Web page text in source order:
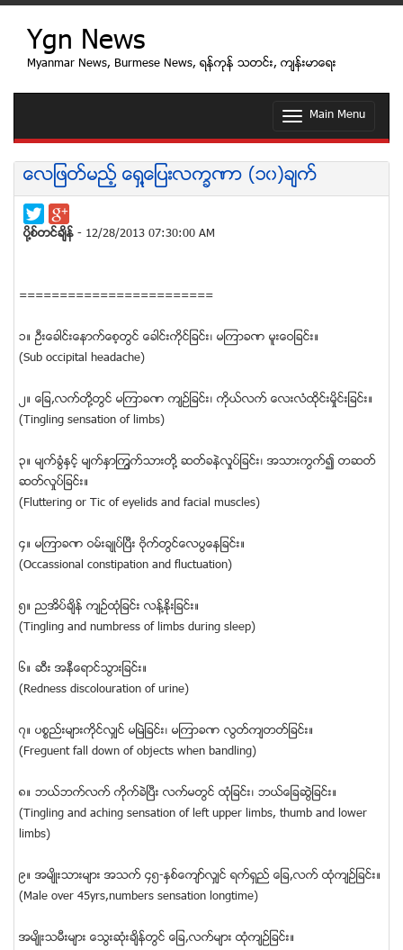
Ygn News
Myanmar News, Burmese News, ရန္ကုန္ သတင္း, က်န္းမာေရး
T
g
e
Main Menu
ေလျဖတ္မည့္ ေရွ႔ေျပးလကၡဏာ (၁၀)ခ်က္
ပုိ႔စ္တင္ခ်ိန္ - 12/28/2013 07:30:00 AM
========================
၁။ ဦးေခါင္းေနာက္ေစ့တြင္ ေခါင္းကိုင္ျခင္း၊ မၾကာခဏ မူးေဝျခင္း။
(Sub occipital headache)
၂။ ေျခ,လက္တို႔တြင္ မၾကာခဏ က်ဥ္ျခင္း၊ ကိုယ္လက္ ေလးလံထိုင္းမႈိင္းျခင္း။
(Tingling sensation of limbs)
၃။ မ်က္ခြံႏွင့္ မ်က္ႏွာၾကြက္သားတို႔ ဆတ္ခနဲလႈပ္ျခင္း၊ အသားကြက္၍ တဆတ္
ဆတ္လႈပ္ျခင္း။
(Fluttering or Tic of eyelids and facial muscles)
၄။ မၾကာခဏ ဝမ္းခ်ဳပ္ျပီး ဗိုက္တြင္ေလပြေနျခင္း။
(Occassional constipation and fluctuation)
၅။ ညအိပ္ခ်ိန္ က်ဥ္ထံုျခင္း လန္႔ႏိုးျခင္း။
(Tingling and numbress of limbs during sleep)
၆။ ဆီး အနီေရာင္သြားျခင္း။
(Redness discolouration of urine)
၇။ ပစၥည္းမ်ားကိုင္လွ်င္ မျမဲျခင္း၊ မၾကာခဏ လြတ္က်တတ္ျခင္း။
(Freguent fall down of objects when bandling)
၈။ ဘယ္ဘက္လက္ ကိုက္ခဲျပီး လက္မတြင္ ထံုျခင္း၊ ဘယ္ေျခဆြဲျခင္း။
(Tingling and aching sensation of left upper limbs, thumb and lower
limbs)
၉။ အမ်ိဳးသားမ်ား အသက္ ၄၅-ႏွစ္ေက်ာ္လွ်င္ ရက္ရွည္ ေျခ,လက္ ထံုက်ဥ္ျခင္း။
(Male over 45yrs,numbers sensation longtime)
အမ်ိဳးသမီးမ်ား ေသြးဆံုးခ်ိန္တြင္ ေျခ,လက္မ်ား ထံုက်ဥ္ျခင္း။